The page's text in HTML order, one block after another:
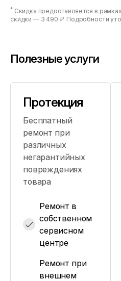
* Скидка предоставляется в
скидки — 3 490 ₽. Подробности
Полезные услуги
Протекция
Бесплатный
ремонт при
различных
негарантийных
повреждениях
товара
Ремонт в
собственном
сервисном
центре
Ремонт при
внешнем